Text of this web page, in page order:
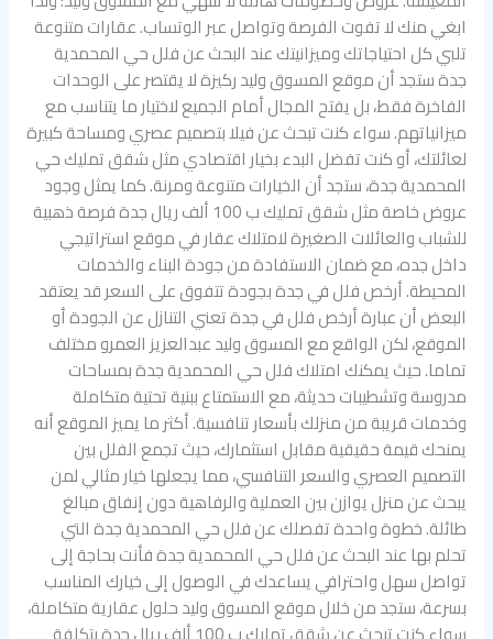
ابغي منك لا تفوت الفرصة وتواصل عبر الوتساب. عقارات متنوعة
تلبي كل احتياجاتك وميزانيتك عند البحث عن فلل حي المحمدية
جدة ستجد أن موقع المسوق وليد ركيزة لا يقتصر على الوحدات
الفاخرة فقط، بل يفتح المجال أمام الجميع لاختيار ما يتناسب مع
ميزانياتهم. سواء كنت تبحث عن فيلا بتصميم عصري ومساحة كبيرة
لعائلتك، أو كنت تفضل البدء بخيار اقتصادي مثل شقق تمليك حي
المحمدية جدة، ستجد أن الخيارات متنوعة ومرنة. كما يمثل وجود
عروض خاصة مثل شقق تمليك ب 100 ألف ريال جدة فرصة ذهبية
للشباب والعائلات الصغيرة لامتلاك عقار في موقع استراتيجي
داخل جده، مع ضمان الاستفادة من جودة البناء والخدمات
المحيطة. أرخص فلل في جدة بجودة تتفوق على السعر قد يعتقد
البعض أن عبارة أرخص فلل في جدة تعني التنازل عن الجودة أو
الموقع، لكن الواقع مع المسوق وليد عبدالعزيز العمرو مختلف
تماما. حيث يمكنك امتلاك فلل حي المحمدية جدة بمساحات
مدروسة وتشطيبات حديثة، مع الاستمتاع ببنية تحتية متكاملة
وخدمات قريبة من منزلك بأسعار تنافسية. أكثر ما يميز الموقع أنه
يمنحك قيمة حقيقية مقابل استثمارك، حيث تجمع الفلل بين
التصميم العصري والسعر التنافسي، مما يجعلها خيار مثالي لمن
يبحث عن منزل يوازن بين العملية والرفاهية دون إنفاق مبالغ
طائلة. خطوة واحدة تفصلك عن فلل حي المحمدية جدة التي
تحلم بها عند البحث عن فلل حي المحمدية جدة فأنت بحاجة إلى
تواصل سهل واحترافي يساعدك في الوصول إلى خيارك المناسب
بسرعة، ستجد من خلال موقع المسوق وليد حلول عقارية متكاملة،